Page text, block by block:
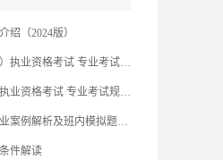
绍（2024版）
专业考试规程、规范及设计手册
考试 专业考试规范及设计手册
内模拟题（作业）押中情况展示
件解读